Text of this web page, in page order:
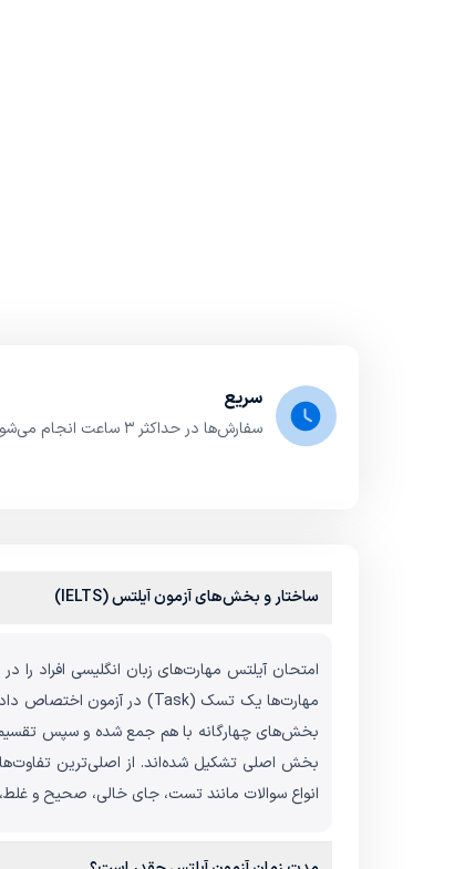
سریع
سفارش‌ها در حداکثر ۳ ساعت انجام می‌شود.
ساختار و بخش‌های آزمون آیلتس (IELTS)
بخش‌های چهارگانه با هم جمع شده و سپس تقسیم
انواع سوالات مانند تست، جای خالی، صحیح و